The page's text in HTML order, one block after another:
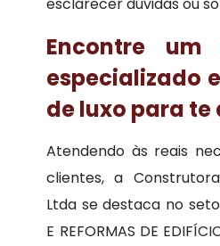
esclarecer dúvidas ou
Encontre um
especializado
de luxo para
Atendendo às reais
clientes, a
Ltda se destaca no
E REFORMAS DE